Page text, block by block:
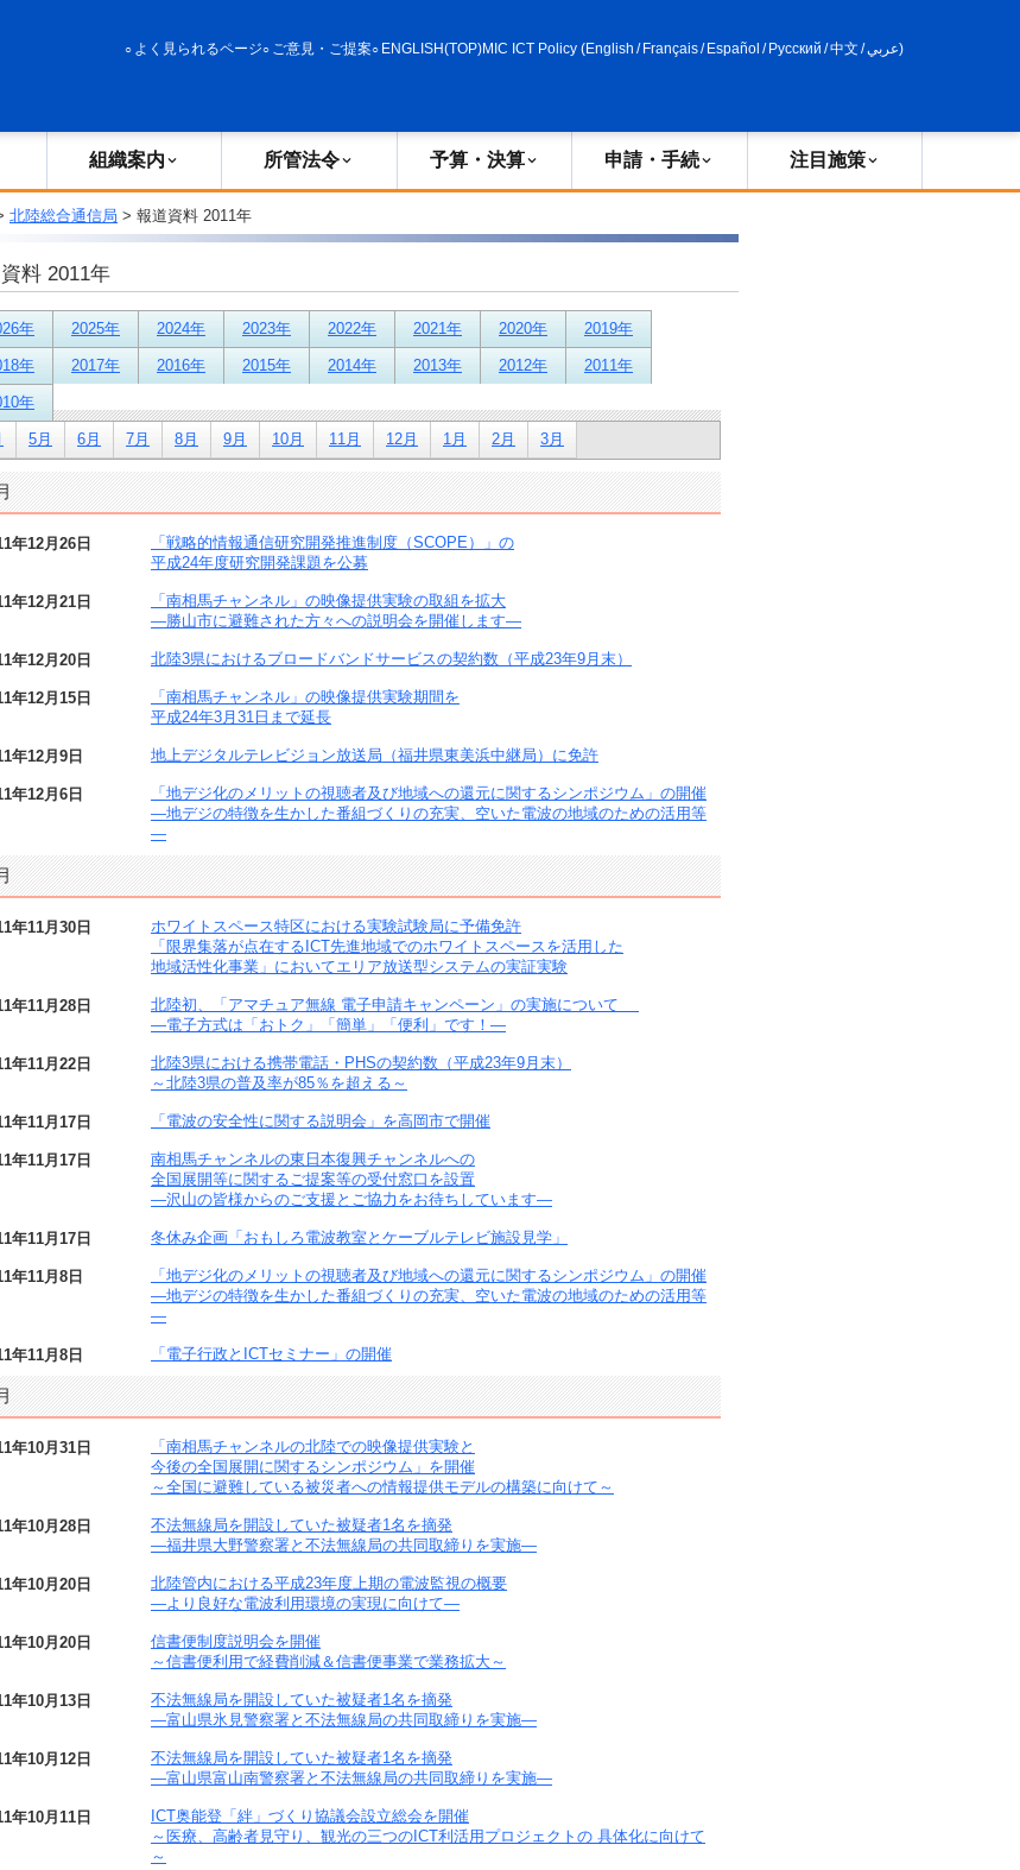
よく見られるページ ご意見・ご提案 ENGLISH(TOP)MIC ICT Policy (English / Français/ Español / Русский /中文 /عربي)
組織案内 所管法令 予算・決算 申請・手続 注目施策
北陸総合通信局 > 報道資料 2011年
料 2011年
年 2025年 2024年 2023年 2022年 2021年 2020年 2019年
年 2017年 2016年 2015年 2014年 2013年 2012年 2011年
年
5月 6月 7月 8月 9月 10月 11月 12月 1月 2月 3月
年12月26日
「戦略的情報通信研究開発推進制度（SCOPE）」の
平成24年度研究開発課題を公募
年12月21日
「南相馬チャンネル」の映像提供実験の取組を拡大
―勝山市に避難された方々への説明会を開催します―
年12月20日 北陸3県におけるブロードバンドサービスの契約数（平成23年9月末）
年12月15日
「南相馬チャンネル」の映像提供実験期間を
平成24年3月31日まで延長
年12月9日 地上デジタルテレビジョン放送局（福井県東美浜中継局）に免許
年12月6日
「地デジ化のメリットの視聴者及び地域への還元に関するシンポジウム」の開催
―地デジの特徴を生かした番組づくりの充実、空いた電波の地域のための活用等
―
年11月30日
ホワイトスペース特区における実験試験局に予備免許
「限界集落が点在するICT先進地域でのホワイトスペースを活用した
地域活性化事業」においてエリア放送型システムの実証実験
年11月28日
北陸初、「アマチュア無線 電子申請キャンペーン」の実施について
―電子方式は「おトク」「簡単」「便利」です！―
年11月22日
北陸3県における携帯電話・PHSの契約数（平成23年9月末）
～北陸3県の普及率が85％を超える～
年11月17日 「電波の安全性に関する説明会」を高岡市で開催
年11月17日
南相馬チャンネルの東日本復興チャンネルへの
全国展開等に関するご提案等の受付窓口を設置
―沢山の皆様からのご支援とご協力をお待ちしています―
年11月17日 冬休み企画「おもしろ電波教室とケーブルテレビ施設見学」
年11月8日
「地デジ化のメリットの視聴者及び地域への還元に関するシンポジウム」の開催
―地デジの特徴を生かした番組づくりの充実、空いた電波の地域のための活用等
―
年11月8日 「電子行政とICTセミナー」の開催
年10月31日
「南相馬チャンネルの北陸での映像提供実験と
今後の全国展開に関するシンポジウム」を開催
～全国に避難している被災者への情報提供モデルの構築に向けて～
年10月28日
不法無線局を開設していた被疑者1名を摘発
―福井県大野警察署と不法無線局の共同取締りを実施―
年10月20日
北陸管内における平成23年度上期の電波監視の概要
―より良好な電波利用環境の実現に向けて―
年10月20日
信書便制度説明会を開催
～信書便利用で経費削減＆信書便事業で業務拡大～
年10月13日
不法無線局を開設していた被疑者1名を摘発
―富山県氷見警察署と不法無線局の共同取締りを実施―
年10月12日
不法無線局を開設していた被疑者1名を摘発
―富山県富山南警察署と不法無線局の共同取締りを実施―
年10月11日
ICT奥能登「絆」づくり協議会設立総会を開催
～医療、高齢者見守り、観光の三つのICT利活用プロジェクトの 具体化に向けて
～